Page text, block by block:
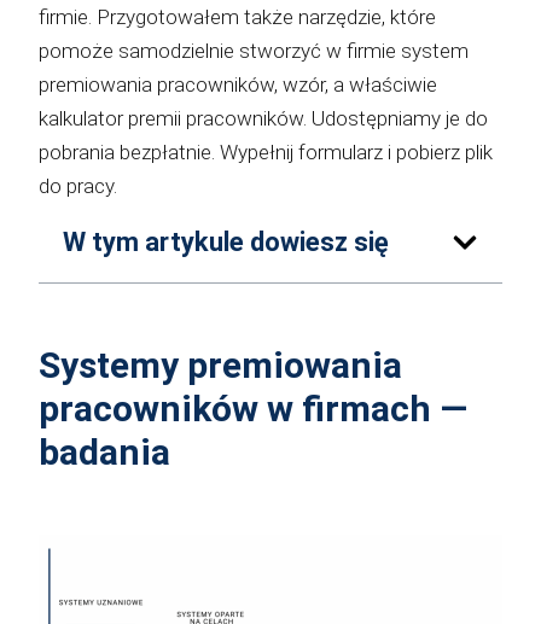
firmie. Przygotowałem także narzędzie, które
pomoże samodzielnie stworzyć w firmie system
premiowania pracowników, wzór, a właściwie
kalkulator premii pracowników. Udostępniamy je do
pobrania bezpłatnie. Wypełnij formularz i pobierz plik
do pracy.
W tym artykule dowiesz się
Systemy premiowania
pracowników w firmach —
badania